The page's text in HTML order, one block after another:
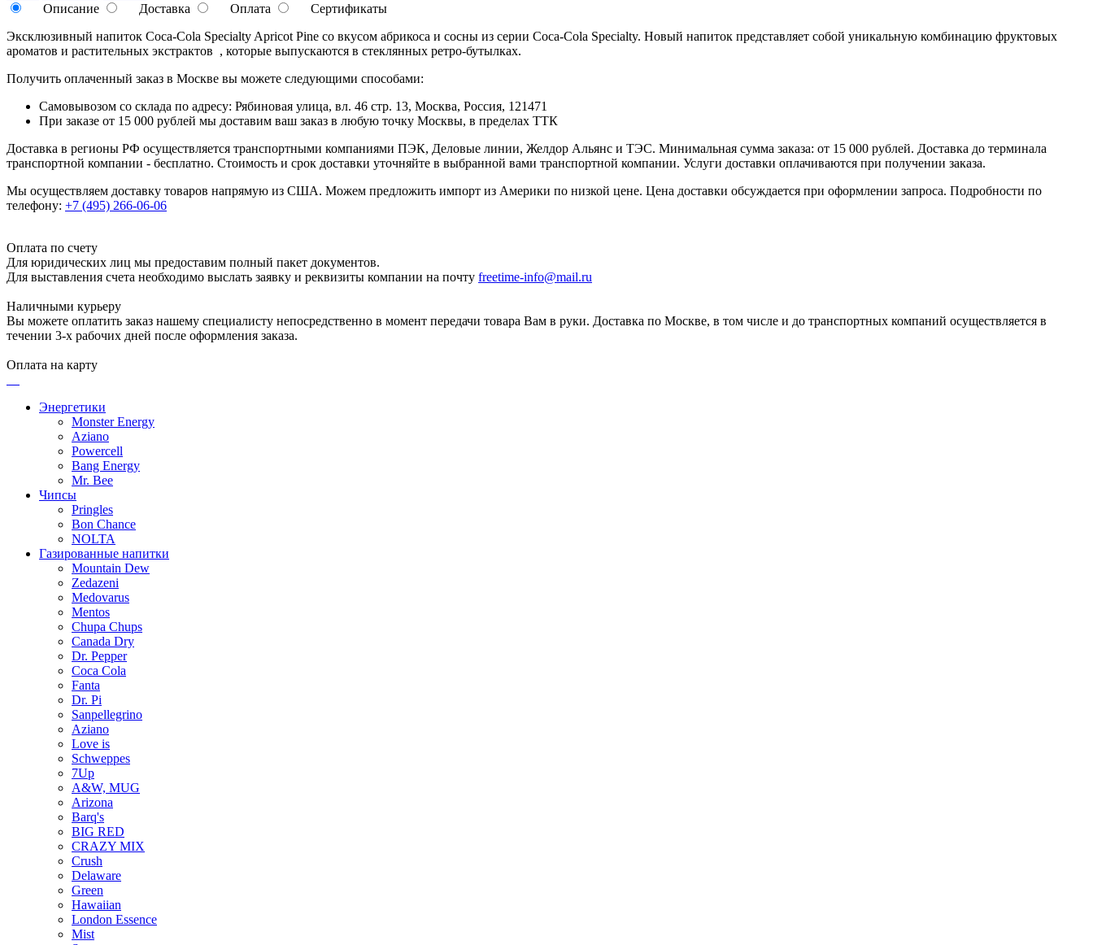
Описание
Доставка Оплата
Сертификаты
Эксклюзивный напиток Coca-Cola Specialty Apricot Pine со вкусом абрикоса и сосны из серии Coca-Cola Specialty. Новый напиток представляет собой уникальную комбинацию фруктовых
ароматов и растительных экстрактов , которые выпускаются в стеклянных ретро-бутылках.
Получить оплаченный заказ в Москве вы можете следующими способами:
Самовывозом со склада по адресу: Рябиновая улица, вл. 46 стр. 13, Москва, Россия, 121471
При заказе от 15 000 рублей мы доставим ваш заказ в любую точку Москвы, в пределах ТТК
Доставка в регионы РФ осуществляется транспортными компаниями ПЭК, Деловые линии, Желдор Альянс и ТЭС. Минимальная сумма заказа: от 15 000 рублей. Доставка до терминала
транспортной компании - бесплатно. Стоимость и срок доставки уточняйте в выбранной вами транспортной компании. Услуги доставки оплачиваются при получении заказа.
Мы осуществляем доставку товаров напрямую из США. Можем предложить импорт из Америки по низкой цене. Цена доставки обсуждается при оформлении запроса. Подробности по
телефону: +7 (495) 266-06-06
Оплата по счету
Для юридических лиц мы предоставим полный пакет документов.
Для выставления счета необходимо выслать заявку и реквизиты компании на почту freetime-info@mail.ru
Наличными курьеру
Вы можете оплатить заказ нашему специалисту непосредственно в момент передачи товара Вам в руки. Доставка по Москве, в том числе и до транспортных компаний осуществляется в
течении 3-х рабочих дней после оформления заказа.
Оплата на карту
Энергетики
Monster Energy
Aziano
Powercell
Bang Energy
Mr. Bee
Чипсы
Pringles
Bon Chance
NOLTA
Газированные напитки
Mountain Dew
Zedazeni
Medovarus
Mentos
Chupa Chups
Canada Dry
Dr. Pepper
Coca Cola
Fanta
Dr. Pi
Sanpellegrino
Aziano
Love is
Schweppes
7Up
A&W, MUG
Arizona
Barq's
BIG RED
CRAZY MIX
Crush
Delaware
Green
Hawaiian
London Essence
Mist